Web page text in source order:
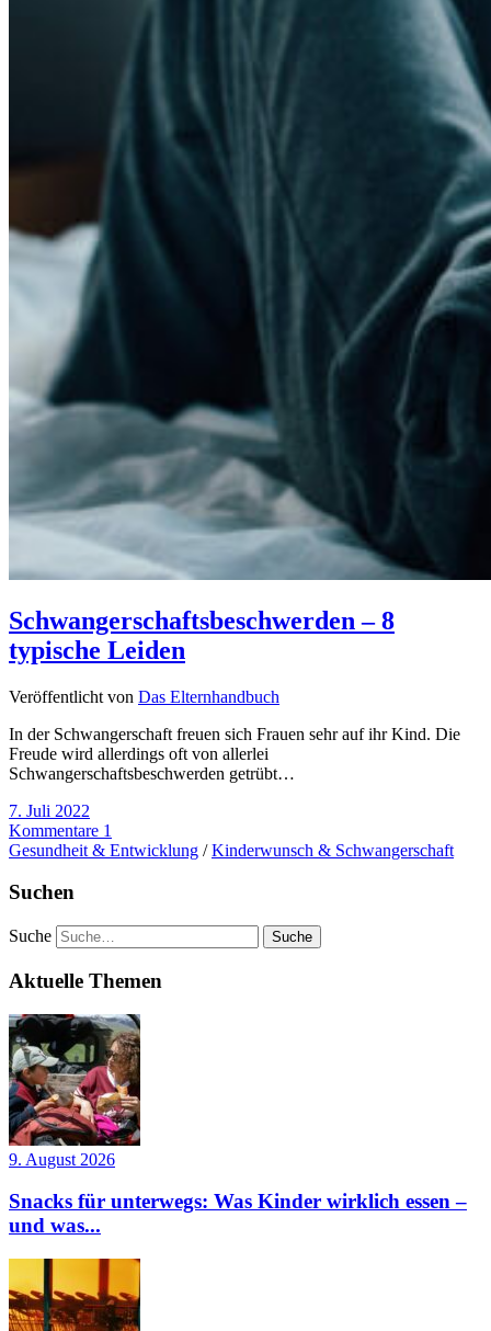
Schwangerschaftsbeschwerden – 8
typische Leiden
Veröffentlicht von Das Elternhandbuch
In der Schwangerschaft freuen sich Frauen sehr auf ihr Kind. Die
Freude wird allerdings oft von allerlei
Schwangerschaftsbeschwerden getrübt…
7. Juli 2022
Kommentare 1
Gesundheit & Entwicklung /Kinderwunsch & Schwangerschaft
Suchen
Suche
Aktuelle Themen
9. August 2026
Snacks für unterwegs: Was Kinder wirklich essen –
und was...